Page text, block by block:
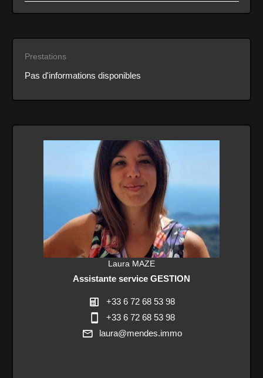
Prestations
Pas d'informations disponibles
Laura MAZE
Assistante service GESTION
+33 6 72 68 53 98
+33 6 72 68 53 98
laura@mendes.immo